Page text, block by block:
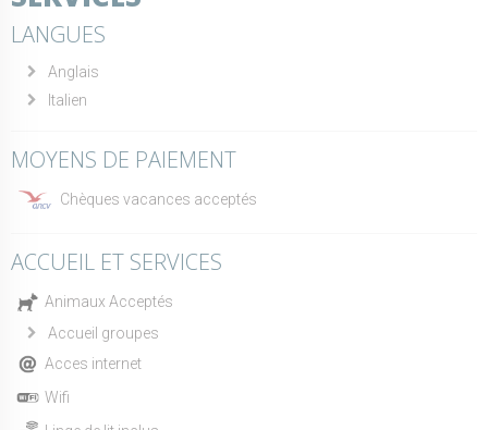
LANGUES
Anglais
Italien
MOYENS DE PAIEMENT
Chèques vacances acceptés
ACCUEIL ET SERVICES
Animaux Acceptés
Accueil groupes
Acces internet
Wifi